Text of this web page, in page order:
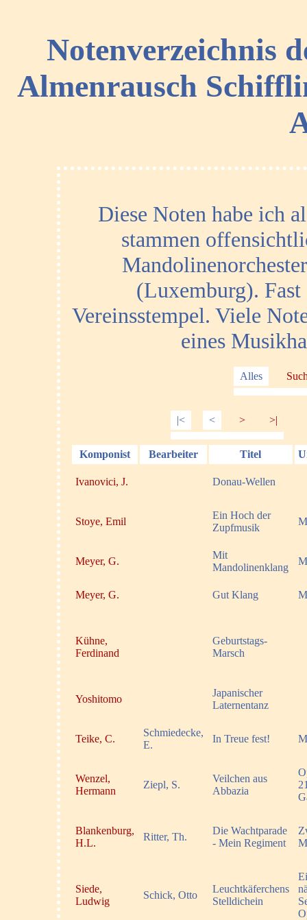
Notenverzeichnis
Almenrausch
Diese Noten habe ich
stammen
(Luxemburg).
Vereinsstempel. Viele
eines
Alles
|< < > >|
Komponist Bearbeiter Titel
Ivanovici, J. Donau-Wellen
Stoye, Emil
Ein Hoch der
Zupfmusik
Meyer, G.
Mit
Mandolinenklang
Meyer, G. Gut Klang
Kühne,
Ferdinand
Geburtstags-
Marsch
Yoshitomo
Japanischer
Laternentanz
Teike, C.
Schmiedecke,
E.
In Treue fest!
Wenzel,
Hermann
Ziepl, S.
Veilchen aus
Abbazia
Blankenburg,
H.L.
Ritter, Th.
Die Wachtparade
- Mein Regiment
Siede,
Ludwig
Schick, Otto
Leuchtkäferchens
Stelldichein